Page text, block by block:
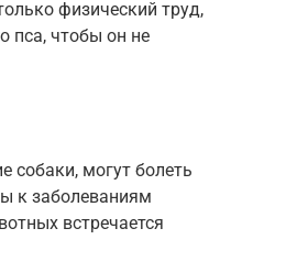
физический труд,
пса, чтобы он не
собаки, могут болеть
к заболеваниям
встречается